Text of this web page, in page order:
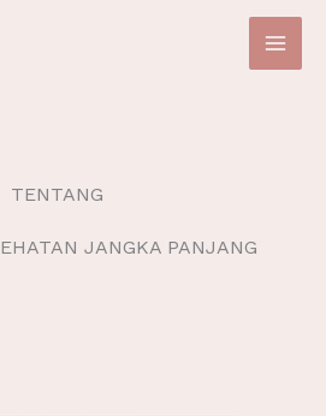
TENTANG
JANGKA PANJANG